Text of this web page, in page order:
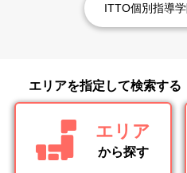
ITTO個別指導
エリアを指定して検索する
エリア
から探す